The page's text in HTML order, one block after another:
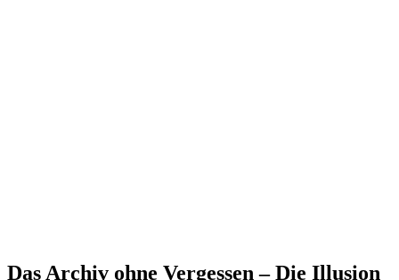
Das Archiv ohne Vergessen – Die Illusion